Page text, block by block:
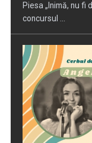
Piesa Angelei
acum în inimile ...